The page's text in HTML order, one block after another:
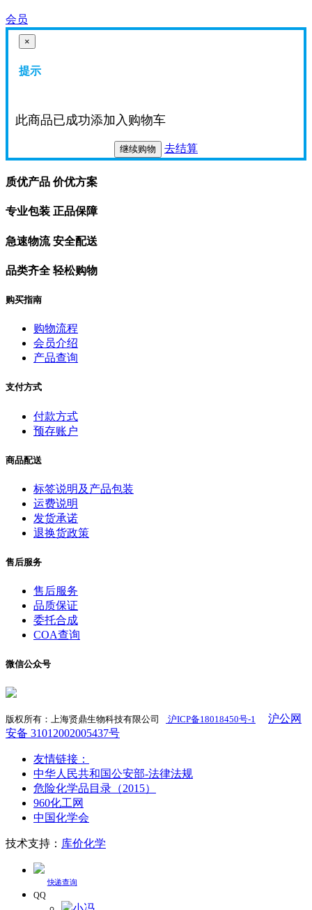
会员
×
提示
此商品已成功添加入购物车
继续购物 去结算
质优产品 价优方案
专业包装 正品保障
急速物流 安全配送
品类齐全 轻松购物
购买指南
购物流程
会员介绍
产品查询
支付方式
付款方式
预存账户
商品配送
标签说明及产品包装
运费说明
发货承诺
退换货政策
售后服务
售后服务
品质保证
委托合成
COA查询
微信公众号
版权所有：上海贤鼎生物科技有限公司 沪ICP备18018450号-1
沪公网
安备 31012002005437号
友情链接：
中华人民共和国公安部-法律法规
危险化学品目录（2015）
960化工网
中国化学会
技术支持： 库价化学
快递查询
QQ